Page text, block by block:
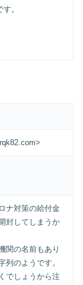
。
ナ対策の給付金
封してしまうか
関の名前もあり
列のようです。
でしょうから注